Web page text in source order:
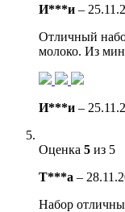
И***и –
Отличный
молоко. Из
И***и –
Оценка 5 из 5
Т***а –
Набор